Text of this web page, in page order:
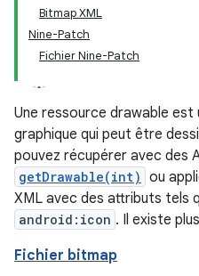
Bitmap XML
Nine-Patch
Fichier Nine-Patch
Une ressource drawable est
graphique qui peut être
pouvez récupérer avec des
getDrawable(int) ou
XML avec des attributs tels
android:icon . Il existe
Fichier bitmap